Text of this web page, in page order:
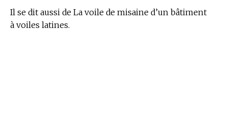
Il se dit aussi de La voile de misaine d’un bâtiment
à voiles latines.